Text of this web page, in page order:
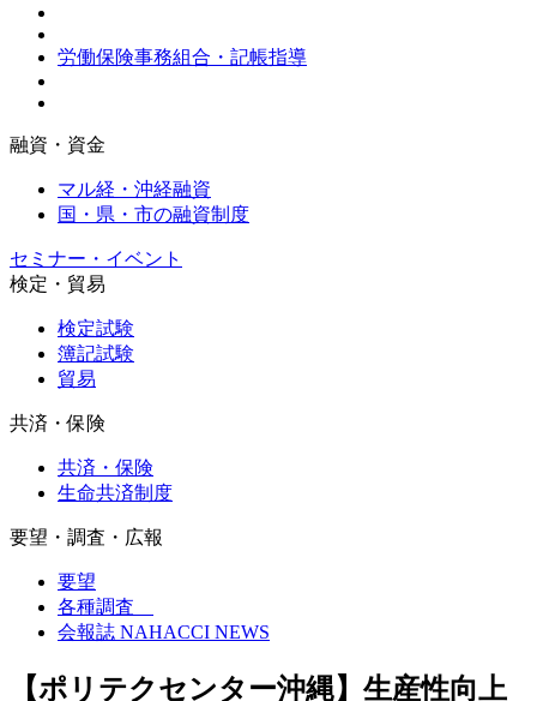
労働保険事務組合・記帳指導
融資・資金
マル経・沖経融資
国・県・市の融資制度
セミナー・イベント
検定・貿易
検定試験
簿記試験
貿易
共済・保険
共済・保険
生命共済制度
要望・調査・広報
要望
各種調査
会報誌 NAHACCI NEWS
【ポリテクセンター沖縄】生産性向上